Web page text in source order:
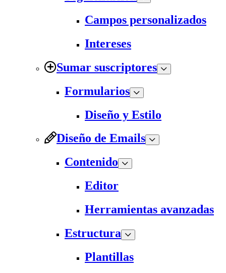
Campos personalizados
Intereses
Sumar suscriptores
Formularios
Diseño y Estilo
Diseño de Emails
Contenido
Editor
Herramientas avanzadas
Estructura
Plantillas